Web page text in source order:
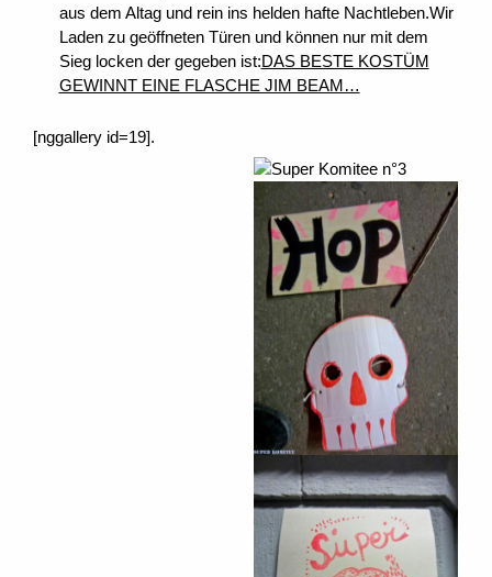
aus dem Altag und rein ins helden hafte Nachtleben.Wir
Laden zu geöffneten Türen und können nur mit dem
Sieg locken der gegeben ist:DAS BESTE KOSTÜM
GEWINNT EINE FLASCHE JIM BEAM…
[nggallery id=19].